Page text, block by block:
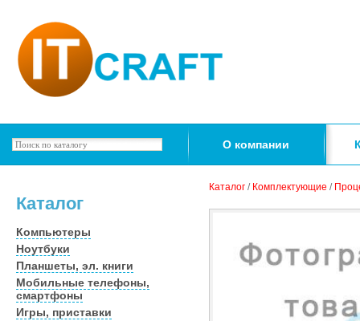
О компании
Каталог
Компьютеры
Ноутбуки
Планшеты, эл. книги
Мобильные телефоны,
смартфоны
Игры, приставки
Каталог / Комплектующие /